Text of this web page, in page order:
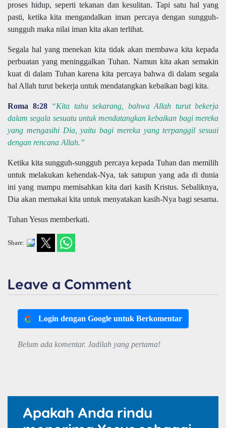
proses hidup, seperti tekanan dan kesulitan. Tapi satu hal yang
pasti, ketika kita mengandalkan iman percaya dengan sungguh-
sungguh maka nilai iman kita akan terlihat.
Segala hal yang menekan kita tidak akan membawa kita kepada
perbuatan yang meninggalkan Tuhan. Namun kita akan semakin
kuat di dalam Tuhan karena kita percaya bahwa di dalam segala
hal Allah turut bekerja untuk mendatangkan kebaikan bagi kita.
Roma 8:28
“Kita tahu sekarang, bahwa Allah turut bekerja
dalam segala sesuatu untuk mendatangkan kebaikan bagi mereka
yang mengasihi Dia, yaitu bagi mereka yang terpanggil sesuai
dengan rencana Allah.”
Ketika kita sungguh-sungguh percaya kepada Tuhan dan memilih
untuk melakukan kehendak-Nya, tak satupun yang ada di dunia
ini yang mampu memisahkan kita dari kasih Kristus. Sebaliknya,
Dia akan memakai kita untuk menyatakan kasih-Nya bagi sesama.
Tuhan Yesus memberkati.
Share:
Leave a Comment
Login dengan Google untuk Berkomentar
Belum ada komentar. Jadilah yang pertama!
Apakah Anda rindu